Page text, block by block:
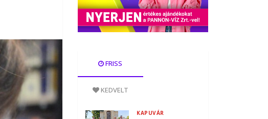
FRISS
KEDVELT
KAPUVÁR